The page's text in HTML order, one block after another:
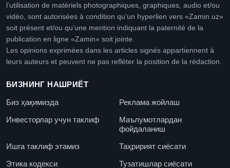
l’utilisation de matériels photographiques, graphiques, audio et/ou
vidéo, sont autorisées à condition qu’un hyperlien vers «Zamin.uz»
soit présent et/ou qu’une mention indiquant la paternité de la
publication en ligne «Zamin» soit jointe.
Les opinions exprimées dans les articles signés appartiennent à
leurs auteurs et peuvent ne pas refléter la position de la rédaction.
БИЗНИНГ НАШРИЁТ
Биз ҳақимизда
Реклама жойлаш
Инвесторлар учун таклиф
Маълумотлардан
фойдаланиш
Ишга таклиф этамиз
Таҳририят сиёсати
Этика кодекси
Тузатишлар сиёсати